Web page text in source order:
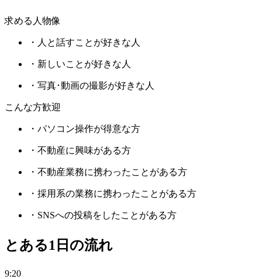
求める人物像
・人と話すことが好きな人
・新しいことが好きな人
・写真･動画の撮影が好きな人
こんな方歓迎
・パソコン操作が得意な方
・不動産に興味がある方
・不動産業務に携わったことがある方
・採用系の業務に携わったことがある方
・SNSへの投稿をしたことがある方
とある1日の流れ
9:20